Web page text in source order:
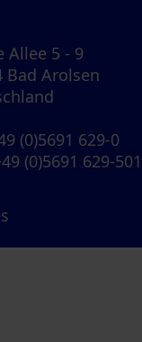
Allee 5 - 9
Bad Arolsen
(0)5691 629-0
(0)5691 629-501